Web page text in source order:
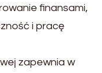
finansami,
i pracę
zapewnia w